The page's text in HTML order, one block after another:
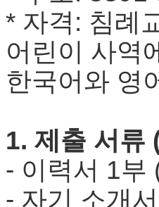
국
소
우
즐
프
리
* 자격: 침례
어린이 사역
한국어와 영
1. 제출 서
- 이력서 1부
- 자기 소개